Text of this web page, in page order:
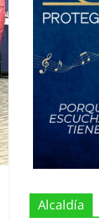
Alcaldía